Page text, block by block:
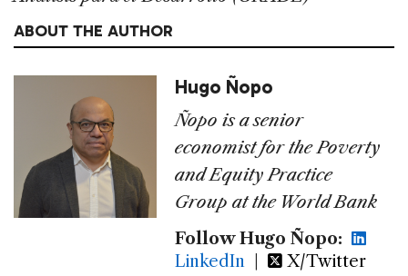
ABOUT THE AUTHOR
Hugo Ñopo
Ñopo is a senior
economist for the Poverty
and Equity Practice
Group at the World Bank
Follow Hugo Ñopo:
LinkedIn | X/Twitter